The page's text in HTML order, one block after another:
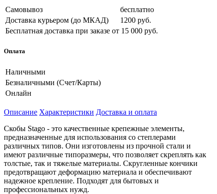
Самовывоз
бесплатно
Доставка курьером (до МКАД)
1200 руб.
Бесплатная доставка при заказе от 15 000 руб.
Оплата
Наличными
Безналичными (Счет/Карты)
Онлайн
Описание Характеристики Доставка и оплата
Скобы Stago - это качественные крепежные элементы,
предназначенные для использования со степлерами
различных типов. Они изготовлены из прочной стали и
имеют различные типоразмеры, что позволяет скреплять как
толстые, так и тяжелые материалы. Скругленные кончики
предотвращают деформацию материала и обеспечивают
надежное крепление. Подходят для бытовых и
профессиональных нужд.